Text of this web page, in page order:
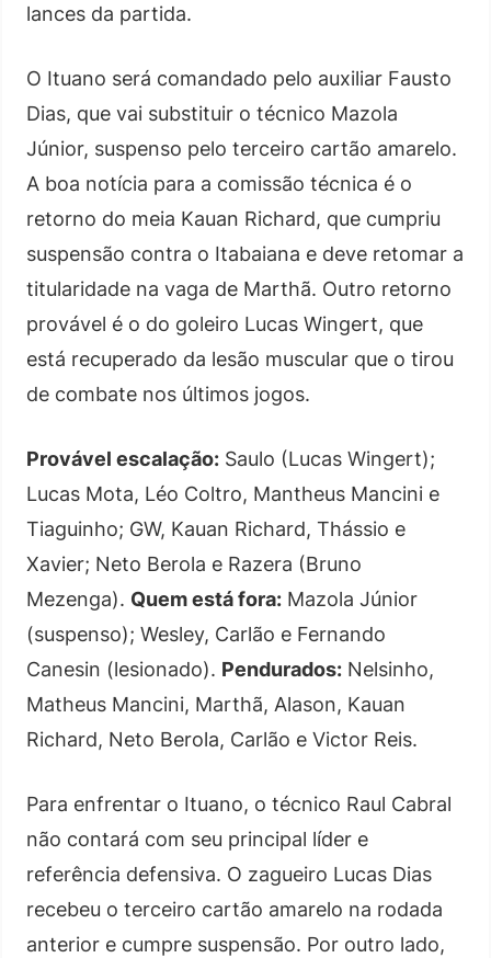
lances da partida.
O Ituano será comandado pelo auxiliar Fausto
Dias, que vai substituir o técnico Mazola
Júnior, suspenso pelo terceiro cartão amarelo.
A boa notícia para a comissão técnica é o
retorno do meia Kauan Richard, que cumpriu
suspensão contra o Itabaiana e deve retomar a
titularidade na vaga de Marthã. Outro retorno
provável é o do goleiro Lucas Wingert, que
está recuperado da lesão muscular que o tirou
de combate nos últimos jogos.
Provável escalação: Saulo (Lucas Wingert);
Lucas Mota, Léo Coltro, Mantheus Mancini e
Tiaguinho; GW, Kauan Richard, Thássio e
Xavier; Neto Berola e Razera (Bruno
Mezenga). Quem está fora: Mazola Júnior
(suspenso); Wesley, Carlão e Fernando
Canesin (lesionado). Pendurados: Nelsinho,
Matheus Mancini, Marthã, Alason, Kauan
Richard, Neto Berola, Carlão e Victor Reis.
Para enfrentar o Ituano, o técnico Raul Cabral
não contará com seu principal líder e
referência defensiva. O zagueiro Lucas Dias
recebeu o terceiro cartão amarelo na rodada
anterior e cumpre suspensão. Por outro lado,